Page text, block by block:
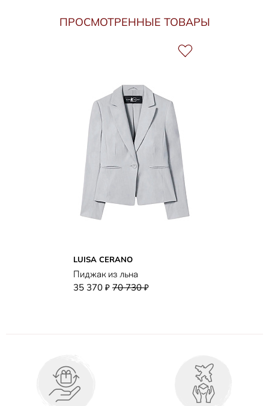
ПРОСМОТРЕННЫЕ ТОВАРЫ
LUISA CERANO
Пиджак из льна
35 370 ₽ 70 730₽